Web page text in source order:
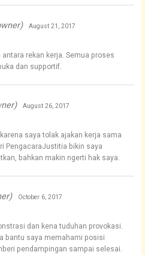
August 21, 2017
rekan kerja. Semua proses
dan supportif.
August 26, 2017
saya tolak ajakan kerja sama
PengacaraJustitia bikin saya
bahkan makin ngerti hak saya.
October 6, 2017
dan kena tuduhan provokasi.
bantu saya memahami posisi
pendampingan sampai selesai.